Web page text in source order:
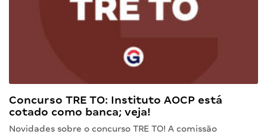
Concurso TRE TO: Instituto AOCP está
cotado como banca; veja!
Novidades sobre o concurso TRE TO! A comissão